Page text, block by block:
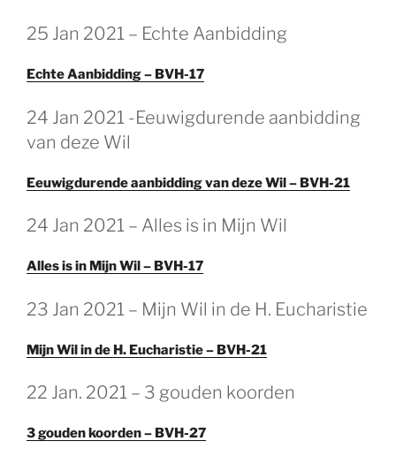
25 Jan 2021 – Echte Aanbidding
Echte Aanbidding – BVH-17
24 Jan 2021 -Eeuwigdurende aanbidding
van deze Wil
Eeuwigdurende aanbidding van deze Wil – BVH-21
24 Jan 2021 – Alles is in Mijn Wil
Alles is in Mijn Wil – BVH-17
23 Jan 2021 – Mijn Wil in de H. Eucharistie
Mijn Wil in de H. Eucharistie – BVH-21
22 Jan. 2021 – 3 gouden koorden
3 gouden koorden – BVH-27